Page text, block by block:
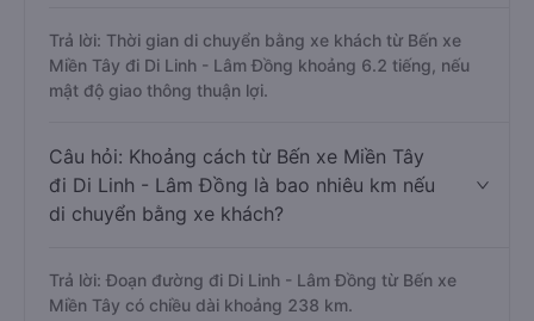
Trả lời: Thời gian di chuyển bằng xe khách từ Bến xe
Miền Tây đi Di Linh - Lâm Đồng khoảng 6.2 tiếng, nếu
mật độ giao thông thuận lợi.
Câu hỏi: Khoảng cách từ Bến xe Miền Tây
đi Di Linh - Lâm Đồng là bao nhiêu km nếu
di chuyển bằng xe khách?
Trả lời: Đoạn đường đi Di Linh - Lâm Đồng từ Bến xe
Miền Tây có chiều dài khoảng 238 km.